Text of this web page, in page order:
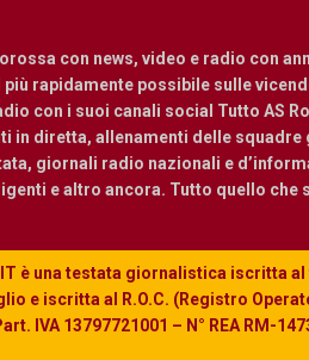
con news, video e radio con
rapidamente possibile sulle
con i suoi canali social Tutto AS
diretta, allenamenti delle
giornali radio nazionali e
e altro ancora. Tutto quello che
è una testata giornalistica iscritta
e iscritta al R.O.C. (Registro
IVA 13797721001 – N° REA RM-